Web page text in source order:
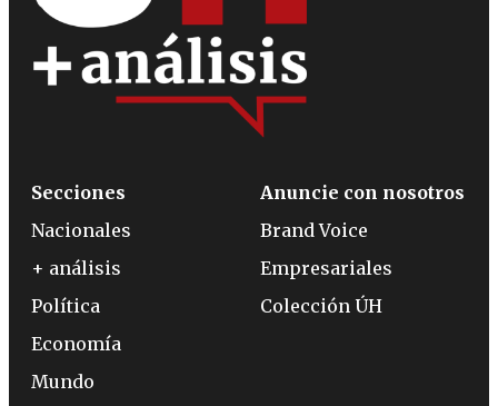
Secciones
Nacionales
+ análisis
Política
Economía
Mundo
Anuncie con nosotros
Brand Voice
Empresariales
Colección ÚH